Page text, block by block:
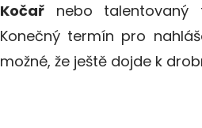
Kočař nebo talentovaný
Konečný termín pro
možné, že ještě dojde k